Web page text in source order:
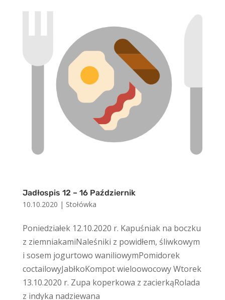
Jadłospis 12 – 16 Październik
10.10.2020 | Stołówka
Poniedziałek 12.10.2020 r. Kapuśniak na boczku
z ziemniakamiNaleśniki z powidłem, śliwkowym
i sosem jogurtowo waniliowymPomidorek
coctailowyJabłkoKompot wieloowocowy Wtorek
13.10.2020 r. Zupa koperkowa z zacierkąRolada
z indyka nadziewana